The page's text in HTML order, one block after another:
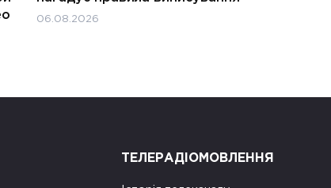
06.08.2026
ТЕЛЕРАДІОМОВЛЕННЯ